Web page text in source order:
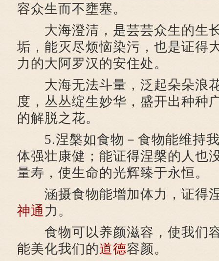
容众生而不壅塞。
大海澄清，是芸芸众生的生
垢，能灭尽烦恼染污，也是证得
力的大阿罗汉的安住处。
大海无法斗量，泛起朵朵浪
度，丛丛绽生妙华，盛开出种种
的解脱之花。
5.涅槃如食物－食物能维持我
体强壮康健；能证得涅槃的人也
量寿，使生命的光辉臻于永恒。
涵摄食物能增加体力，证得
神通 力。
食物可以养颜滋容，使我们
能美化我们的道德容颜。